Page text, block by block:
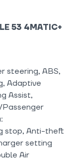
53 4MATIC+
steering, ABS,
Adaptive
Assist,
Passenger
stop, Anti-theft
setting
Air